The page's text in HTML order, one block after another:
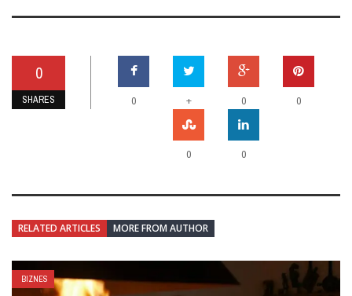
0
SHARES 0 + 0 0
0 0
RELATED ARTICLES MORE FROM AUTHOR
BIZNES